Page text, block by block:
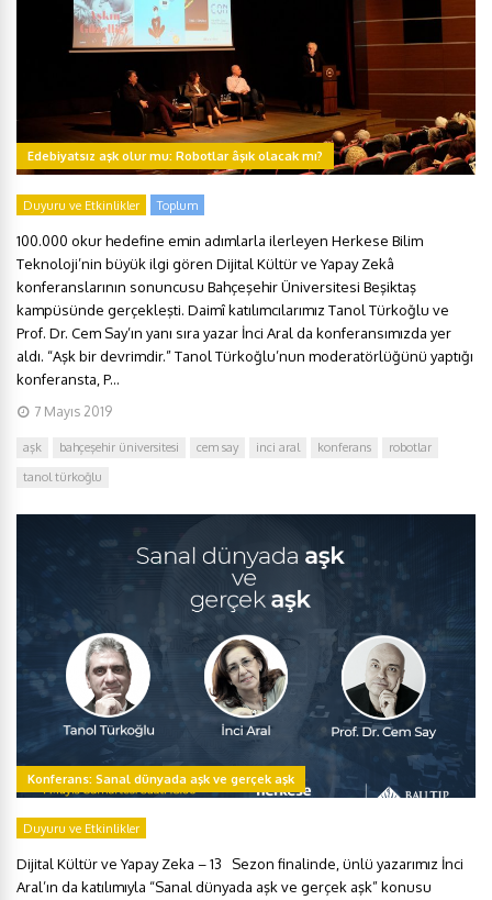
Edebiyatsız aşk olur mu: Robotlar âşık olacak mı?
Duyuru ve Etkinlikler Toplum
100.000 okur hedefine emin adımlarla ilerleyen Herkese Bilim
Teknoloji’nin büyük ilgi gören Dijital Kültür ve Yapay Zekâ
konferanslarının sonuncusu Bahçeşehir Üniversitesi Beşiktaş
kampüsünde gerçekleşti. Daimî katılımcılarımız Tanol Türkoğlu ve
Prof. Dr. Cem Say’ın yanı sıra yazar İnci Aral da konferansımızda yer
aldı. “Aşk bir devrimdir.” Tanol Türkoğlu’nun moderatörlüğünü yaptığı
konferansta, P...
7 Mayıs 2019
aşk bahçeşehir üniversitesi cem say inci aral konferans
robotlar
tanol türkoğlu
Konferans: Sanal dünyada aşk ve gerçek aşk
Duyuru ve Etkinlikler
Dijital Kültür ve Yapay Zeka – 13 Sezon finalinde, ünlü yazarımız İnci
Aral’ın da katılımıyla “Sanal dünyada aşk ve gerçek aşk” konusu